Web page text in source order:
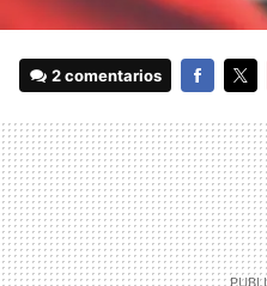
2 comentarios